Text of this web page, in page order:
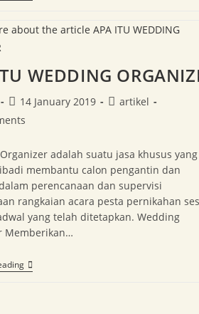
WEDDING
14 January 2019
artikel
adalah suatu jasa khusus yang
membantu calon pengantin dan
perencanaan dan supervisi
rangkaian acara pesta pernikahan
yang telah ditetapkan. Wedding
Memberikan…